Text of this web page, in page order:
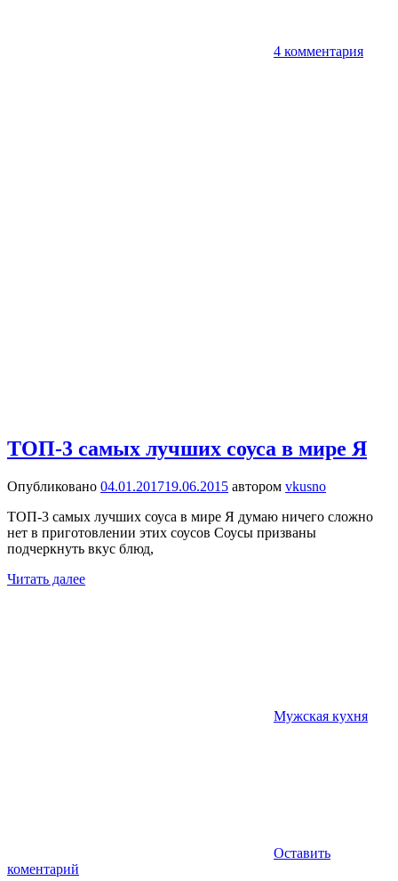
4 комментария
ТОП-3 самых лучших соуса в мире Я
Опубликовано 04.01.201719.06.2015 автором vkusno
ТОП-3 самых лучших соуса в мире Я думаю ничего сложно
нет в приготовлении этих соусов Соусы призваны
подчеркнуть вкус блюд,
Читать далее
Мужская кухня
Оставить
коментарий